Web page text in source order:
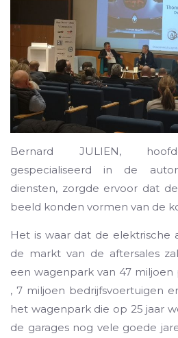
Bernard JULIEN,
gespecialiseerd in de
diensten, zorgde ervoor dat
beeld konden vormen van de
Het is waar dat de elektrische
de markt van de aftersales
een wagenpark van 47
, 7 miljoen bedrijfsvoertuigen
het wagenpark die op 25 jaar
de garages nog vele goede